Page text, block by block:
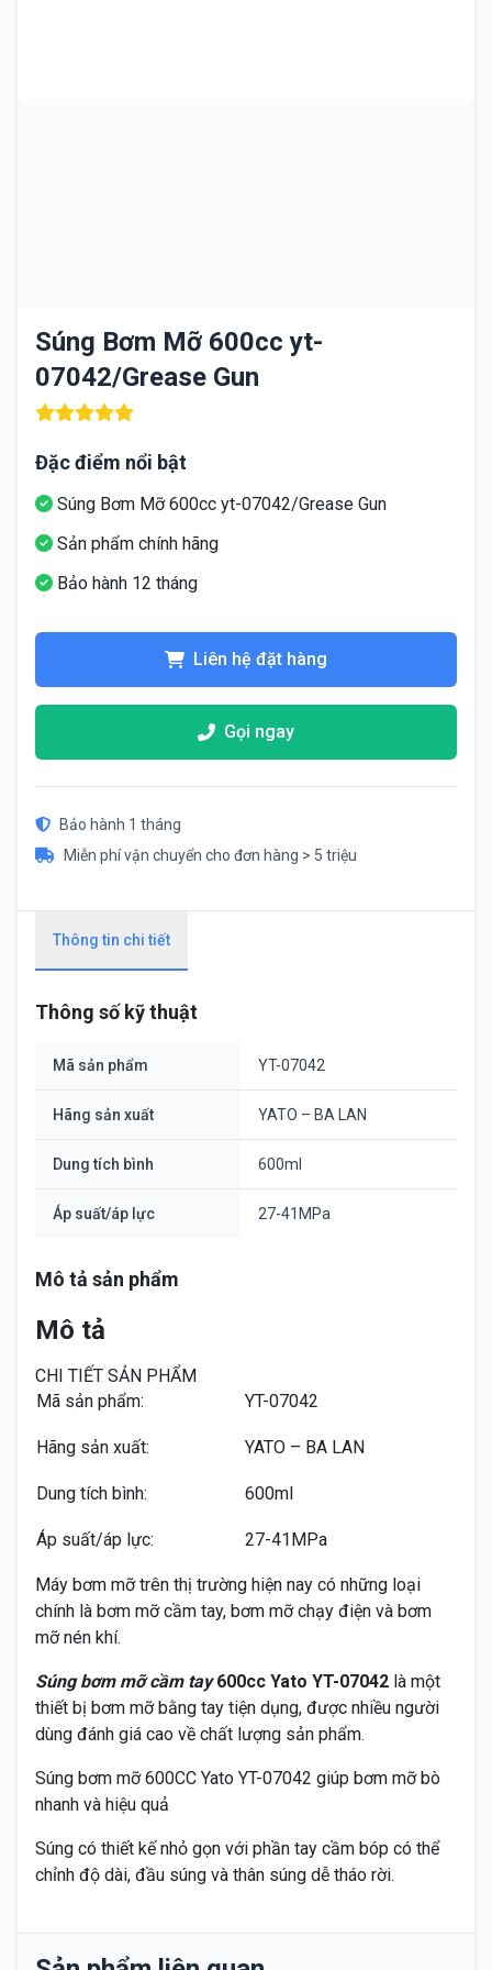
Súng Bơm Mỡ 600cc yt-
07042/Grease Gun
Đặc điểm nổi bật
Súng Bơm Mỡ 600cc yt-07042/Grease Gun
Sản phẩm chính hãng
Bảo hành 12 tháng
Liên hệ đặt hàng
Gọi ngay
Bảo hành 1 tháng
Miễn phí vận chuyển cho đơn hàng > 5 triệu
Thông tin chi tiết
Thông số kỹ thuật
Mã sản phẩm YT-07042
Hãng sản xuất YATO – BA LAN
Dung tích bình 600ml
Áp suất/áp lực 27-41MPa
Mô tả sản phẩm
Mô tả
CHI TIẾT SẢN PHẨM
Mã sản phẩm:
YT-07042
Hãng sản xuất: YATO – BA LAN
Dung tích bình: 600ml
Áp suất/áp lực: 27-41MPa
Máy bơm mỡ trên thị trường hiện nay có những loại
chính là bơm mỡ cầm tay, bơm mỡ chạy điện và bơm
mỡ nén khí.
Súng bơm mỡ cầm tay 600cc Yato YT-07042 là một
thiết bị bơm mỡ bằng tay tiện dụng, được nhiều người
dùng đánh giá cao về chất lượng sản phẩm.
Súng bơm mỡ 600CC Yato YT-07042 giúp bơm mỡ bò
nhanh và hiệu quả
Súng có thiết kế nhỏ gọn với phần tay cầm bóp có thể
chỉnh độ dài, đầu súng và thân súng dễ tháo rời.